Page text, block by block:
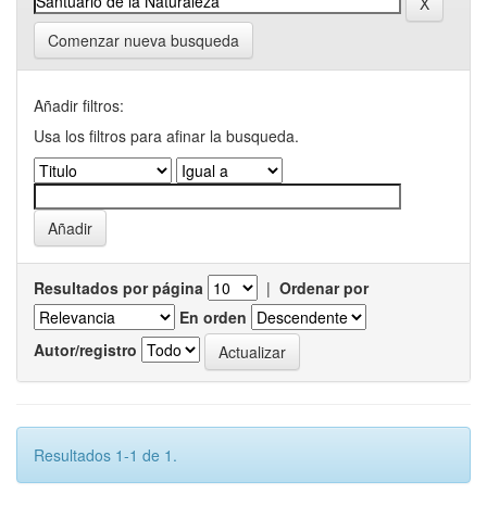
Comenzar nueva busqueda
Añadir filtros:
Usa los filtros para afinar la busqueda.
Resultados por página | Ordenar por
En orden
Autor/registro
Resultados 1-1 de 1.